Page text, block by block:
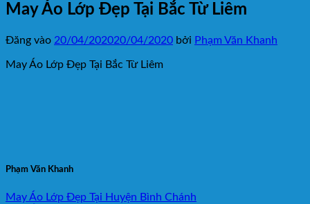
May Áo Lớp Đẹp Tại Bắc Từ Liêm
Đăng vào 20/04/202020/04/2020 bởi Phạm Văn Khanh
May Áo Lớp Đẹp Tại Bắc Từ Liêm
Phạm Văn Khanh
May Áo Lớp Đẹp Tại Huyện Bình Chánh